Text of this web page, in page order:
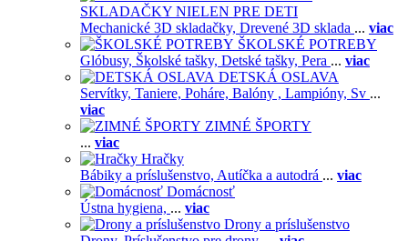
SKLADAČKY NIELEN PRE DETI
Mechanické 3D skladačky, Drevené 3D sklada ... viac
ŠKOLSKÉ POTREBY
Glóbusy, Školské tašky, Detské tašky, Pera ... viac
DETSKÁ OSLAVA
Servítky, Taniere, Poháre, Balóny , Lampióny, Sv ...
viac
ZIMNÉ ŠPORTY
... viac
Hračky
Bábiky a príslušenstvo, Autíčka a autodrá ... viac
Domácnosť
Ústna hygiena, ... viac
Drony a príslušenstvo